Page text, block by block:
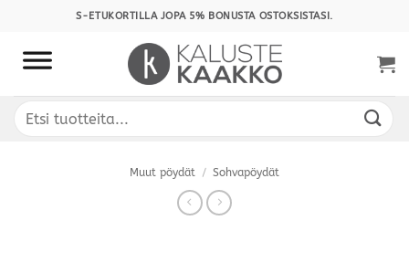
content
S-ETUKORTILLA JOPA 5% BONUSTA OSTOKSISTASI.
Etsi:
Muut pöydät / Sohvapöydät